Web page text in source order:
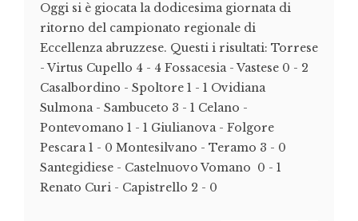
Oggi si è giocata la dodicesima giornata di
ritorno del campionato regionale di
Eccellenza abruzzese. Questi i risultati: Torrese
- Virtus Cupello 4 - 4 Fossacesia - Vastese 0 - 2
Casalbordino - Spoltore 1 - 1 Ovidiana
Sulmona - Sambuceto 3 - 1 Celano -
Pontevomano 1 - 1 Giulianova - Folgore
Pescara 1 - 0 Montesilvano - Teramo 3 - 0
Santegidiese - Castelnuovo Vomano 0 - 1
Renato Curi - Capistrello 2 - 0